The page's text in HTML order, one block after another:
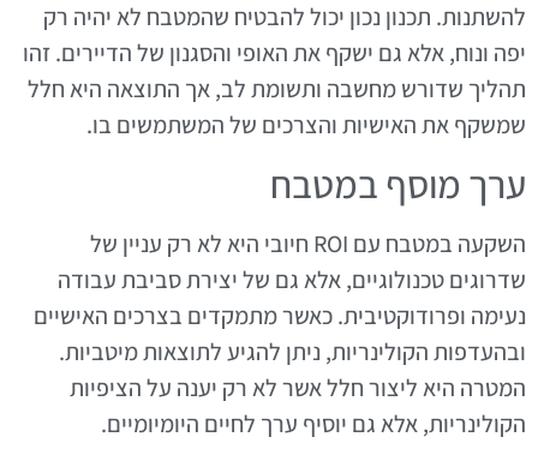
להשתנות. תכנון נכון יכול להבטיח שהמטבח לא יהיה רק
יפה ונוח, אלא גם ישקף את האופי והסגנון של הדיירים. זהו
תהליך שדורש מחשבה ותשומת לב, אך התוצאה היא חלל
שמשקף את האישיות והצרכים של המשתמשים בו.
ערך מוסף במטבח
השקעה במטבח עם ROI חיובי היא לא רק עניין של
שדרוגים טכנולוגיים, אלא גם של יצירת סביבת עבודה
נעימה ופרודוקטיבית. כאשר מתמקדים בצרכים האישיים
ובהעדפות הקולינריות, ניתן להגיע לתוצאות מיטביות.
המטרה היא ליצור חלל אשר לא רק יענה על הציפיות
הקולינריות, אלא גם יוסיף ערך לחיים היומיומיים.